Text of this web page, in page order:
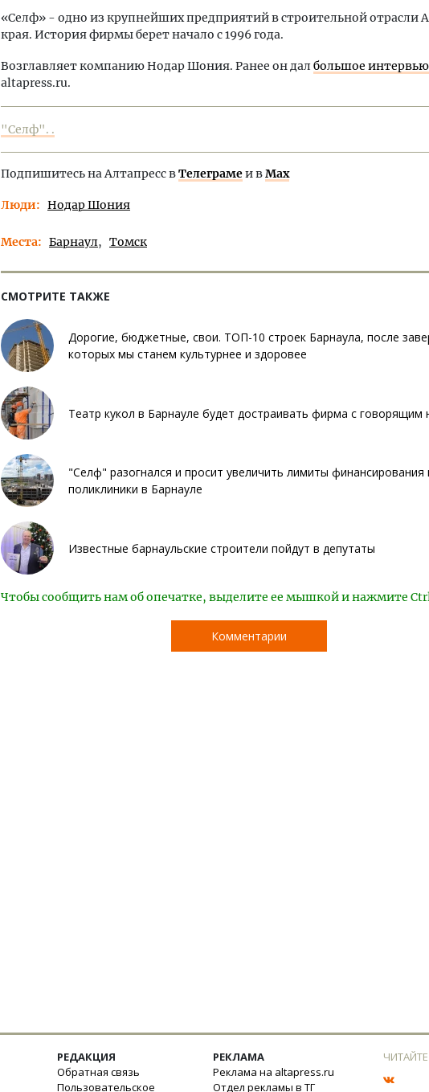
«Селф» - одно из крупнейших предприятий в строительной отрасли
края. История фирмы берет начало с 1996 года.
Возглавляет компанию Нодар Шония. Ранее он далбольшое интервью
altapress.ru.
"Селф". .
Подпишитесь на Алтапресс вТелеграмеи вMax
Люди Нодар Шония
Места Барнаул Томск
СМОТРИТЕ ТАКЖЕ
Дорогие, бюджетные, свои. ТОП-10 строек Барнаула, после
которых мы станем культурнее и здоровее
Театр кукол в Барнауле будет достраивать фирма с говорящим
"Селф" разогнался и просит увеличить лимиты финансирования
поликлиники в Барнауле
Известные барнаульские строители пойдут в депутаты
Чтобы сообщить нам об опечатке, выделите ее мышкой и нажмите
Комментарии
РЕДАКЦИЯ
Обратная связь
Пользовательское
РЕКЛАМА
Реклама на altapress.ru
Отдел рекламы в ТГ